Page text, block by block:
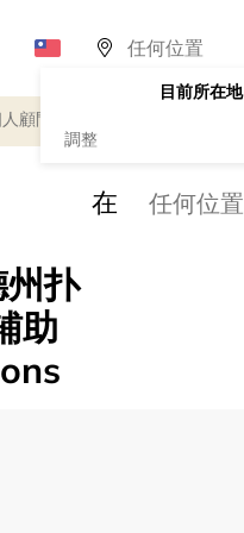
目前所在地
調整
顧問
扑
助
在